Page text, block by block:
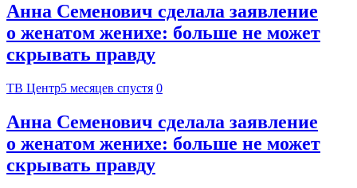
Анна Семенович сделала заявление
о женатом женихе: больше не может
скрывать правду
ТВ Центр5 месяцев спустя 0
Анна Семенович сделала заявление
о женатом женихе: больше не может
скрывать правду